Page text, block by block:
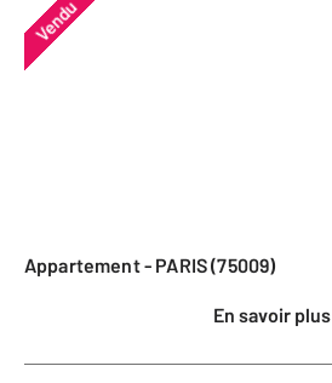
Vendu
Appartement - PARIS (75009)
En savoir plus